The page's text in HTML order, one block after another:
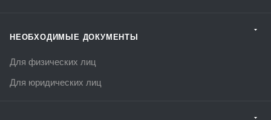
НЕОБХОДИМЫЕ ДОКУМЕНТЫ
Для физических лиц
Для юридических лиц